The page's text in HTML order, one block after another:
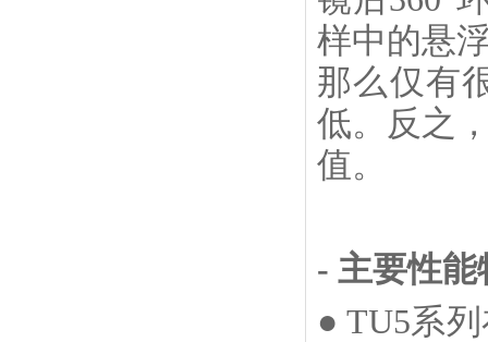
样中的悬
那么仅有
低。反之
值。
- 主要性
● TU5系